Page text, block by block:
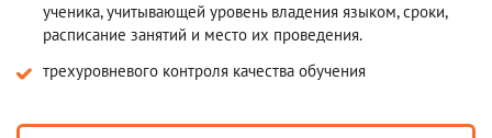
ученика, учитывающей уровень владения языком, сроки,
расписание занятий и место их проведения.
трехуровневого контроля качества обучения